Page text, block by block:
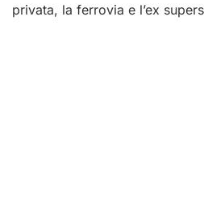
privata, la ferrovia e l’ex